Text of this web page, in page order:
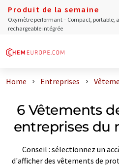
Produit de la semaine
Oxymètre performant – Compact, portable,
rechargeable intégrée
Home Entreprises
6 Vêtements
entreprises du
Conseil : sélectionnez un
d'afficher des vêtements de